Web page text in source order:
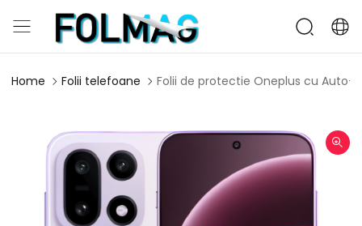
Home Folii telefoane Folii de protectie Oneplus cu Auto-